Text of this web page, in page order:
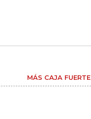
MÁS CAJA FUERTE